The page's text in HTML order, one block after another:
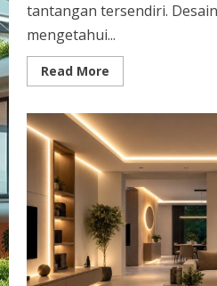
tantangan tersendiri.
mengetahui...
Read More
more
Desainer
Menghadirkan
Pencahayaan
Interior
Keren
Ruangan
Sempit
dengan
Efektif